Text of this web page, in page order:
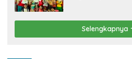
Selengkapnya